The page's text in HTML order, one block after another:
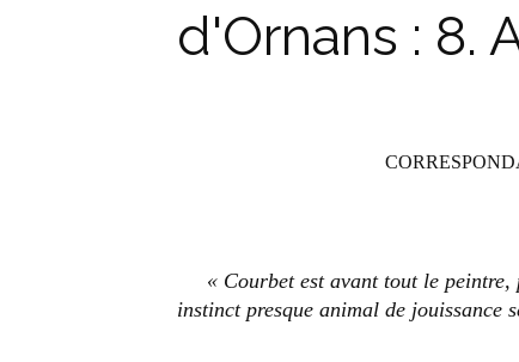
d'Ornans : 8.
« Courbet est avant tout le
instinct presque animal de jouissance